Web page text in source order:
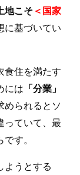
地こそ ＜国家
に基づいてい
食住を満たす
には 「分業」
められるとソ
っていて、最
す。
ようとする